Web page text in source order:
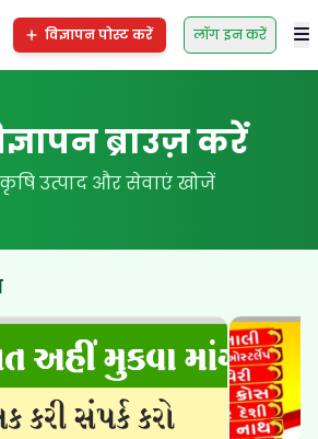
विज्ञापन पोस्ट करें लॉग इन करें
ब्राउज़ करें
कृषि उत्पाद और सेवाएं खोजें